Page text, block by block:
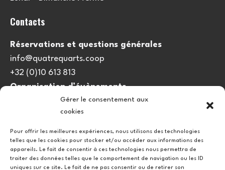
Gérer le consentement aux
cookies
Pour offrir les meilleures expériences, nous utilisons des technologies
telles que les cookies pour stocker et/ou accéder aux informations des
appareils. Le fait de consentir à ces technologies nous permettra de
traiter des données telles que le comportement de navigation ou les ID
uniques sur ce site. Le fait de ne pas consentir ou de retirer son
Contacts
Réservations et questions générales
info@quatrequarts.coop
+32 (0)10 613 813
Organisation d’évènements
viedulieu@quatrequarts.coop
Politique de cookies (UE)